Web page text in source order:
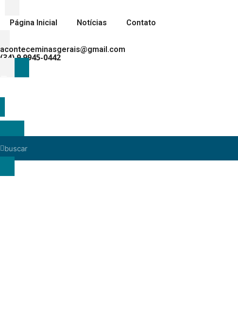
Página Inicial Notícias Contato
aconteceminasgerais@gmail.com
(34) 9.9945-0442
MENU